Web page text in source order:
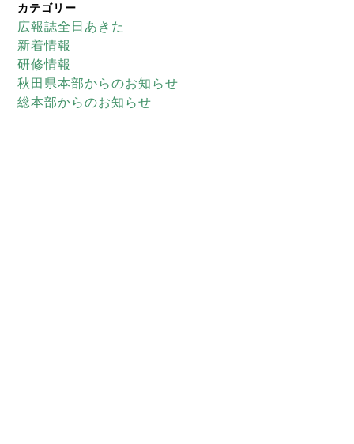
カテゴリー
広報誌全日あきた
新着情報
研修情報
秋田県本部からのお知らせ
総本部からのお知らせ